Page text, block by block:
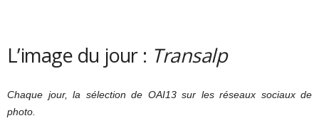
L’image du jour : Transalp
Chaque jour, la sélection de OAI13 sur les réseaux sociaux de
photo.